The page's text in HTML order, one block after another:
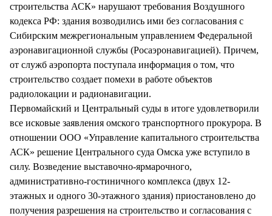
строительства АСК» нарушают требования Воздушного
кодекса РФ: здания возводились ими без согласования с
Сибирским межрегиональным управлением Федеральной
аэронавигационной службы (Росаэронавигацией). Причем,
от служб аэропорта поступала информация о том, что
строительство создает помехи в работе объектов
радиолокации и радионавигации.
Первомайский и Центральный суды в итоге удовлетворили
все исковые заявления омского транспортного прокурора. В
отношении ООО «Управление капитального строительства
АСК» решение Центрального суда Омска уже вступило в
силу. Возведение выставочно-ярмарочного,
административно-гостиничного комплекса (двух 12-
этажных и одного 30-этажного здания) приостановлено до
получения разрешения на строительство и согласования с